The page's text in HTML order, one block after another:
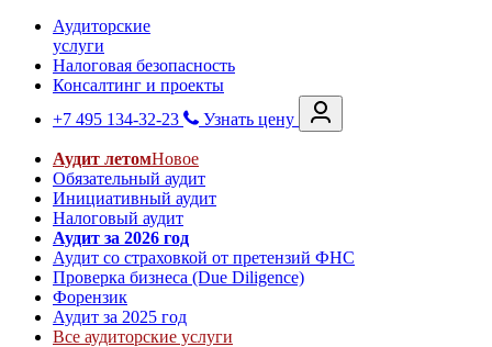
Аудиторские
услуги
Налоговая безопасность
Консалтинг и проекты
+7 495 134-32-23
Узнать цену
Аудит летомНовое
Обязательный аудит
Инициативный аудит
Налоговый аудит
Аудит за 2026 год
Аудит со страховкой от претензий ФНС
Проверка бизнеса (Due Diligence)
Форензик
Аудит за 2025 год
Все аудиторские услуги